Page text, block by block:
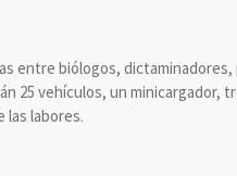
entre biólogos,
25 vehículos, un minicargador,
las labores.